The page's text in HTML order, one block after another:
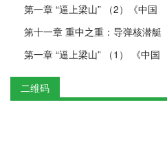
第一章 “逼上梁山” （2）《中国
第十一章 重中之重：导弹核潜艇
第一章 “逼上梁山” （1） 《中国
二维码